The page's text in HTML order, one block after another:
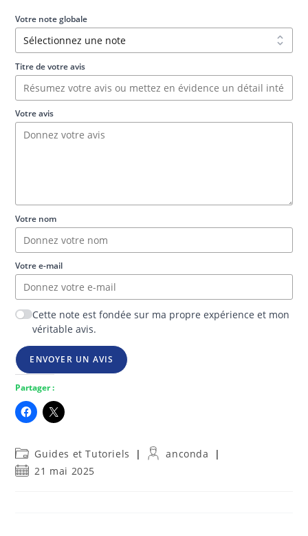
Votre note globale
Titre de votre avis
Votre avis
Votre nom
Votre e-mail
Cette note est fondée sur ma propre expérience et mon
véritable avis.
ENVOYER UN AVIS
Partager :
Post
category:
Guides et Tutoriels
Auteur/autrice
anconda
Publication
21 mai 2025